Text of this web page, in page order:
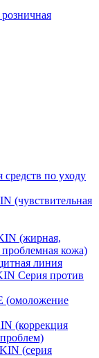
по уходу
(чувствительная
(жирная,
кожа)
линия
Серия против
(омоложение
(коррекция
(серия